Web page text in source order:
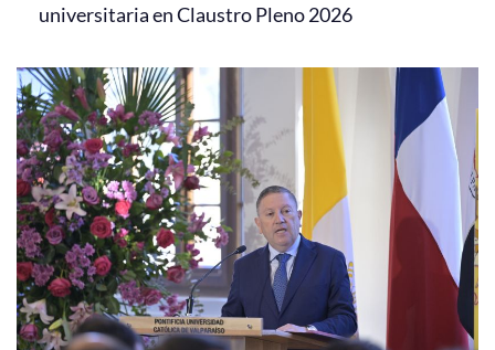
universitaria en Claustro Pleno 2026